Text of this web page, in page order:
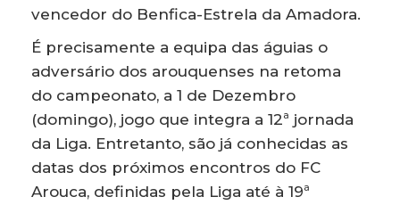
vencedor do Benfica-Estrela da Amadora.
É precisamente a equipa das águias o
adversário dos arouquenses na retoma
do campeonato, a 1 de Dezembro
(domingo), jogo que integra a 12ª jornada
da Liga. Entretanto, são já conhecidas as
datas dos próximos encontros do FC
Arouca, definidas pela Liga até à 19ª